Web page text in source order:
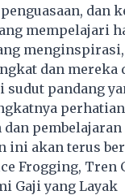
dan
mempelajari
dan mereka
sudut pandang
pembelajaran
ini akan terus
Frogging, Tren
Gaji yang Layak